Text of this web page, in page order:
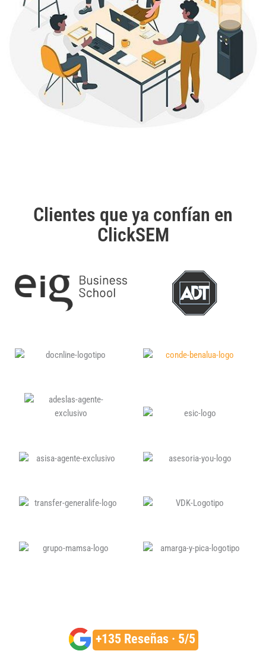
Clientes que ya confían en
ClickSEM
+135 Reseñas · 5/5